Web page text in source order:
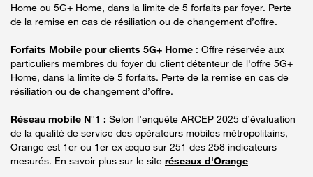
Home ou 5G+ Home, dans la limite de 5 forfaits par foyer. Perte
de la remise en cas de résiliation ou de changement d’offre.
Forfaits Mobile pour clients 5G+ Home : Offre réservée aux
particuliers membres du foyer du client détenteur de l'offre 5G+
Home, dans la limite de 5 forfaits. Perte de la remise en cas de
résiliation ou de changement d’offre.
Réseau mobile N°1 : Selon l’enquête ARCEP 2025 d’évaluation
de la qualité de service des opérateurs mobiles métropolitains,
Orange est 1er ou 1er ex æquo sur 251 des 258 indicateurs
mesurés. En savoir plus sur le site réseaux d'Orange